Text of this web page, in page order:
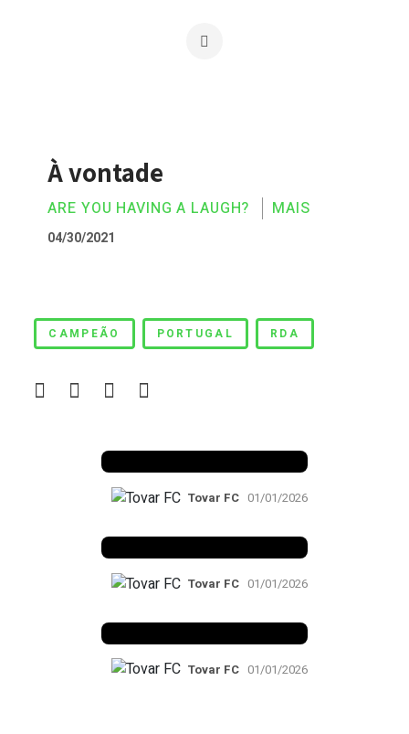
À vontade
ARE YOU HAVING A LAUGH? MAIS
04/30/2021
À vontade
CAMPEÃO PORTUGAL RDA
Tovar FC 01/01/2026
Tovar FC 01/01/2026
Tovar FC 01/01/2026